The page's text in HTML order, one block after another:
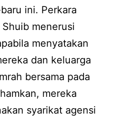
ini. Perkara
menerusi
menyatakan
dan keluarga
bersama pada
mereka
syarikat agensi